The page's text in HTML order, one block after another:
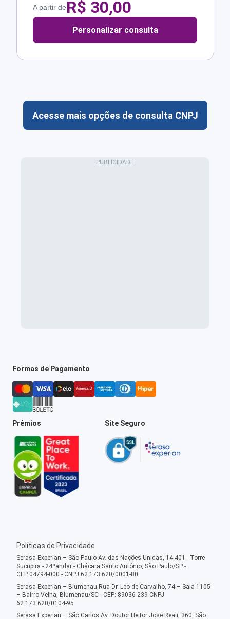
A partir deR$ 30,00
Personalizar consulta
Acesse mais opções de consulta CNPJ
Formas de Pagamento
Prêmios Site Seguro
Políticas de Privacidade
Serasa Experian – São Paulo Av. das Nações Unidas, 14.401 - Torre
Sucupira - 24ºandar - Chácara Santo Antônio, São Paulo/SP -
CEP:04794-000 - CNPJ 62.173.620/0001-80
Serasa Experian – Blumenau Rua Dr. Léo de Carvalho, 74 – Sala 1105
– Bairro Velha, Blumenau/SC - CEP: 89036-239 CNPJ
62.173.620/0104-95
Serasa Experian – São Carlos Av. Doutor Heitor José Reali, 360, São